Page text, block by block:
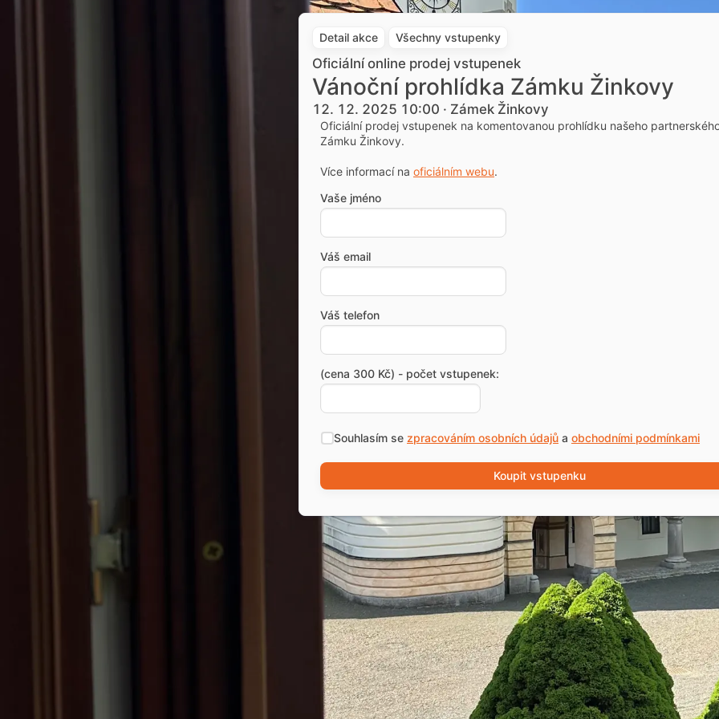
Detail akce Všechny vstupenky
Oficiální online prodej vstupenek
Vánoční prohlídka Zámku Žinkovy
12. 12. 2025 10:00 · Zámek Žinkovy
Oficiální prodej vstupenek na komentovanou prohlídku našeho
Zámku Žinkovy.
Více informací na oficiálním webu.
Vaše jméno
Váš email
Váš telefon
(cena 300 Kč) - počet vstupenek:
Souhlasím se zpracováním osobních údajů a obchodními podmínkami
Koupit vstupenku